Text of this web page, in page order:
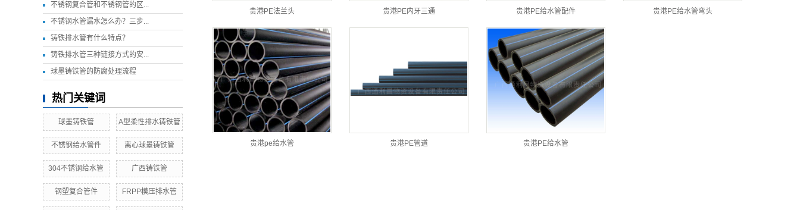
不锈钢复合管和不锈钢管的区...
不锈钢水管漏水怎么办？三步...
铸铁排水管有什么特点？
铸铁排水管三种链接方式的安...
球墨铸铁管的防腐处理流程
热门关键词
球墨铸铁管 A型柔性排水铸铁管
不锈钢给水管件 离心球墨铸铁管
304不锈钢给水管 广西铸铁管
钢塑复合管件 FRPP模压排水管
贵港PE法兰头 贵港PE内牙三通 贵港PE给水管配件 贵港PE给水管弯头
贵港pe给水管 贵港PE管道 贵港PE给水管